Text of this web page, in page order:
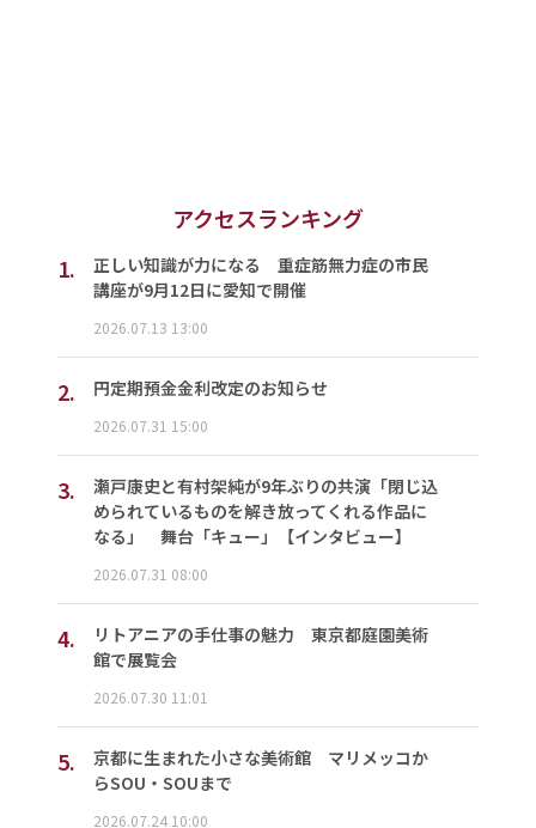
アクセスランキング
1.
正しい知識が力になる 重症筋無力症の市民
講座が9月12日に愛知で開催
2026.07.13 13:00
2. 円定期預金金利改定のお知らせ
2026.07.31 15:00
3.
瀬戸康史と有村架純が9年ぶりの共演「閉じ込
められているものを解き放ってくれる作品に
なる」 舞台「キュー」【インタビュー】
2026.07.31 08:00
4.
リトアニアの手仕事の魅力 東京都庭園美術
館で展覧会
2026.07.30 11:01
5.
京都に生まれた小さな美術館 マリメッコか
らSOU・SOUまで
2026.07.24 10:00